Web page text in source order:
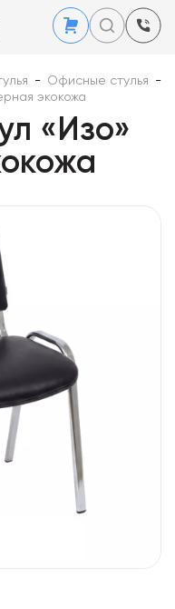
- Офисные стулья
-
экокожа
«Изо»